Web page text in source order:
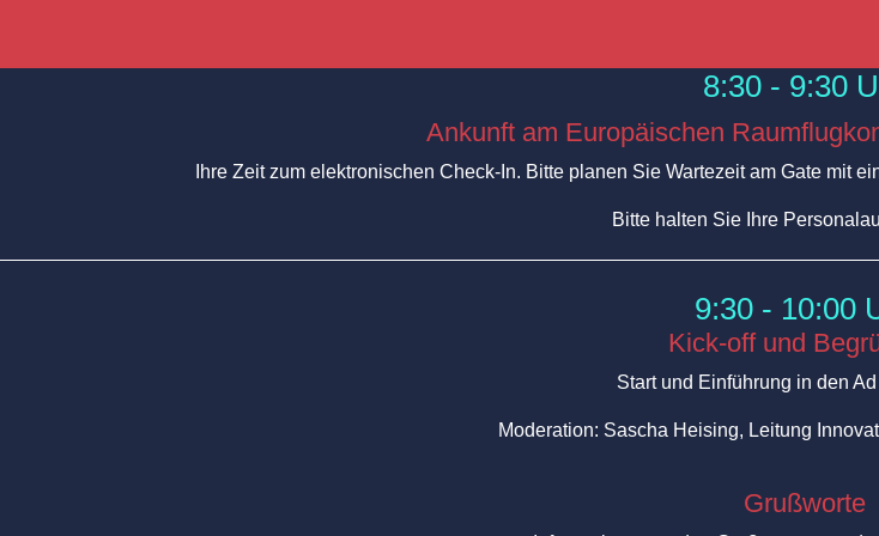
8:30 - 9:30
Ankunft am Europäischen
Ihre Zeit zum elektronischen Check-In. Bitte planen Sie Wartezeit am Gate mit
Bitte halten Sie Ihre
9:30 - 10:00
Kick-off und
Start und Einführung in den
Moderation: Sascha Heising, Leitung
Grußworte